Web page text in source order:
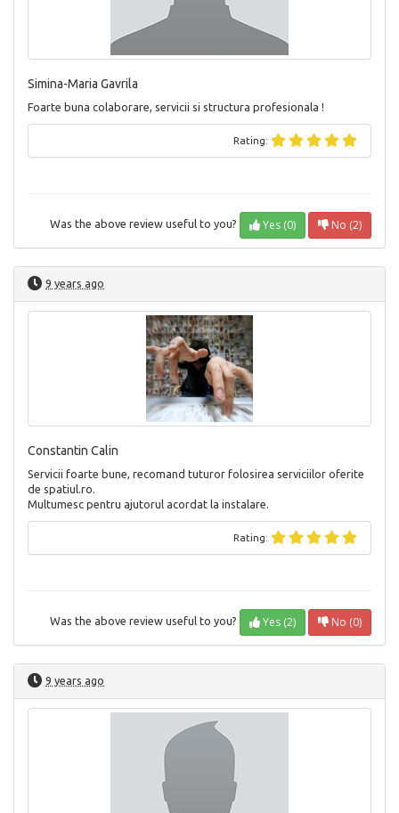
Simina-Maria Gavrila
Foarte buna colaborare, servicii si structura profesionala !
Rating:
Was the above review useful to you? Yes (0) No (2)
9 years ago
Constantin Calin
Servicii foarte bune, recomand tuturor folosirea serviciilor oferite
de spatiul.ro.
Multumesc pentru ajutorul acordat la instalare.
Rating:
Was the above review useful to you? Yes (2) No (0)
9 years ago